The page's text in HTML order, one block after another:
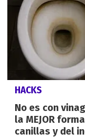
HACKS
No es con
la MEJOR
canillas y del